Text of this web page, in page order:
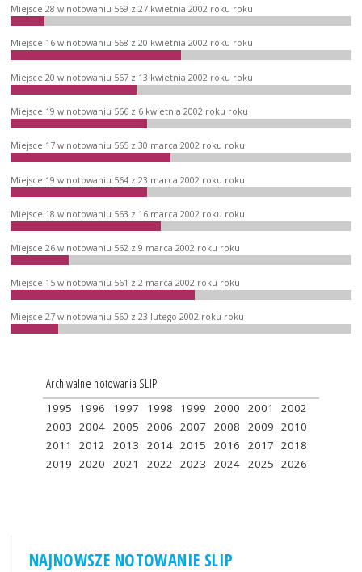
Miejsce 28 w notowaniu 569 z 27 kwietnia 2002 roku roku
Miejsce 16 w notowaniu 568 z 20 kwietnia 2002 roku roku
Miejsce 20 w notowaniu 567 z 13 kwietnia 2002 roku roku
Miejsce 19 w notowaniu 566 z 6 kwietnia 2002 roku roku
Miejsce 17 w notowaniu 565 z 30 marca 2002 roku roku
Miejsce 19 w notowaniu 564 z 23 marca 2002 roku roku
Miejsce 18 w notowaniu 563 z 16 marca 2002 roku roku
Miejsce 26 w notowaniu 562 z 9 marca 2002 roku roku
Miejsce 15 w notowaniu 561 z 2 marca 2002 roku roku
Miejsce 27 w notowaniu 560 z 23 lutego 2002 roku roku
Archiwalne notowania SLIP
1995 1996 1997 1998 1999 2000 2001
2002
2003 2004 2005 2006 2007 2008 2009 2010
2011
2012 2013 2014 2015 2016 2017 2018
2019 2020 2021 2022 2023 2024 2025 2026
NAJNOWSZE NOTOWANIE SLIP